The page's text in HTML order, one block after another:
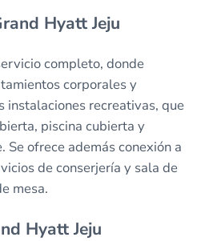
Hyatt Jeju
completo, donde
corporales y
instalaciones recreativas, que
piscina cubierta y
Se ofrece además conexión a
de conserjería y sala de
mesa.
Hyatt Jeju